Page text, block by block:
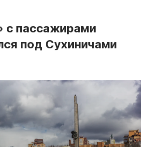
и ЖКХ
с пассажирами
под Сухиничами